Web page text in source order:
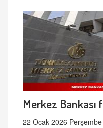
Merkez Bankası
22 Ocak 2026 Perşembe